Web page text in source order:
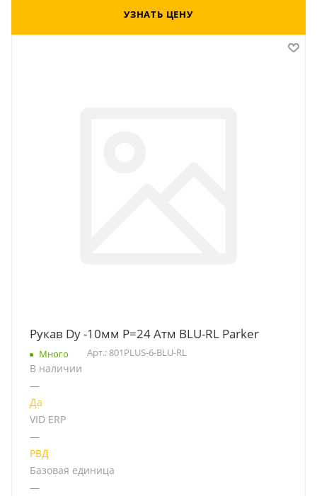
УЗНАТЬ ЦЕНУ
Рукав Dy -10мм P=24 Атм BLU-RL Parker
Много Арт.: 801PLUS-6-BLU-RL
В наличии
—
Да
VID ERP
—
РВД
Базовая единица
—